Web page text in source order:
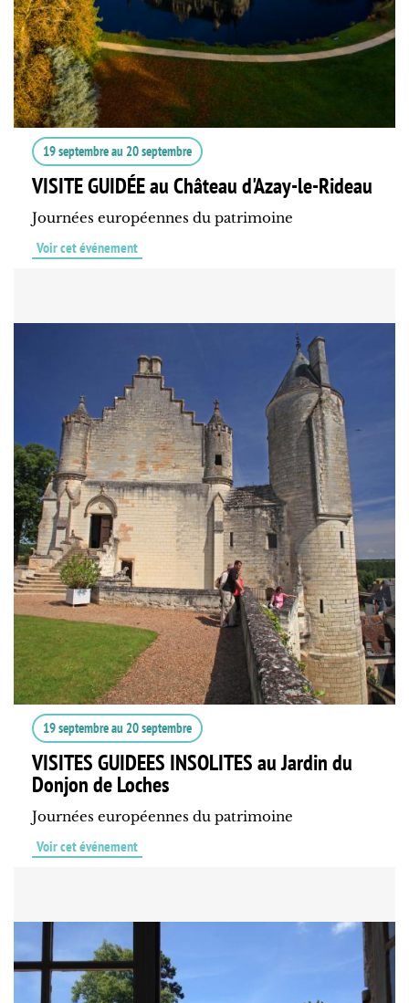
19 septembreau 20 septembre
VISITE GUIDÉE au Château d'Azay-le-Rideau
Journées européennes du patrimoine
Voir cet événement
19 septembreau 20 septembre
VISITES GUIDEES INSOLITES au Jardin du
Donjon de Loches
Journées européennes du patrimoine
Voir cet événement